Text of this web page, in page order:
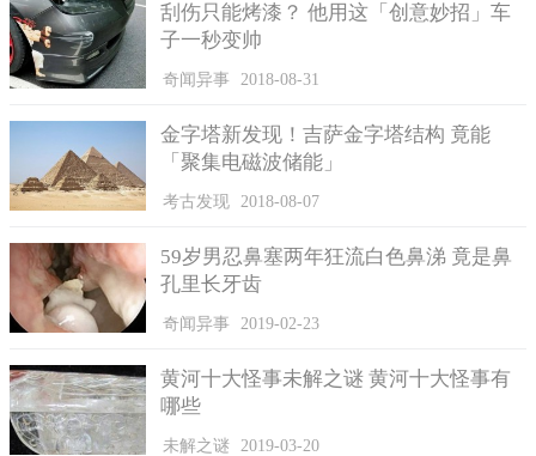
诸葛恪，字元逊，琅邪阳都人。三国时东吴重臣诸葛瑾的长子、
蜀国诸葛亮的侄子。
诸葛恪从小就很聪明，他是孙吴大将军诸葛瑾的长子、蜀国
相当多。当诸葛恪还是小毛孩的时候，由于诸葛恪的父亲诸葛瑾
面孔狭长像驴的面孔。有一天，孙权和大臣们谈笑之余，拿诸葛
瑾开玩笑，派人牵来一头驴，还在驴的脸上挂了一张纸，写着：
后，很淡定地跪了下来，请求孙权给他一支笔。孙权叫人拿给
他，诸葛恪在四个字的下面又添了两个字：之驴。大家看到这个
小毛孩在大臣面前从容不迫，反应敏捷，都称赞不已，孙权更是
刮伤只能烤漆？ 他用这「创意妙招」车
子一秒变帅
奇闻异事 2018-08-31
金字塔新发现！吉萨金字塔结构 竟能
「聚集电磁波储能」
考古发现 2018-08-07
59岁男忍鼻塞两年狂流白色鼻涕 竟是鼻
孔里长牙齿
奇闻异事 2019-02-23
黄河十大怪事未解之谜 黄河十大怪事有
哪些
未解之谜 2019-03-20